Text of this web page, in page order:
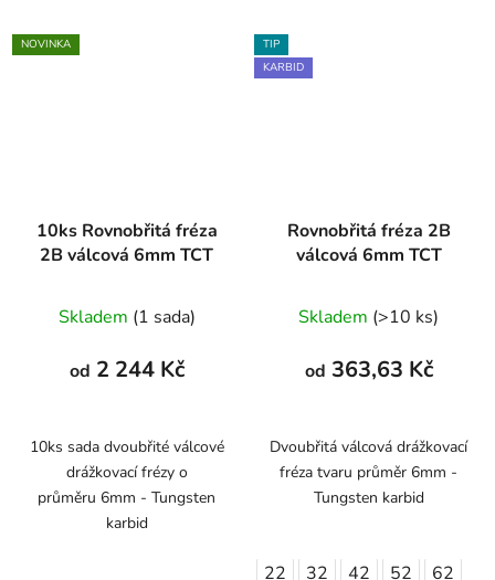
NOVINKA
10ks Rovnobřitá fréza
2B válcová 6mm TCT
Skladem (1 sada)
od 2 244 Kč
10ks sada dvoubřité válcové
drážkovací frézy o
průměru 6mm - Tungsten
karbid
TIP
KARBID
Rovnobřitá fréza 2B
válcová 6mm TCT
Skladem (>10 ks)
od 363,63 Kč
Dvoubřitá válcová drážkovací
fréza tvaru průměr 6mm -
Tungsten karbid
22 32 42 52 62